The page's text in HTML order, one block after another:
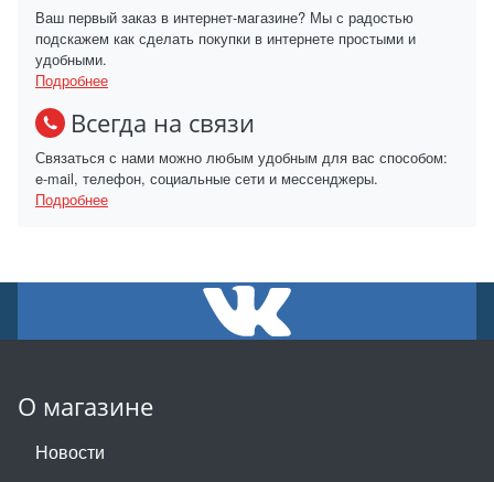
Ваш первый заказ в интернет-магазине? Мы с радостью
подскажем как сделать покупки в интернете простыми и
удобными.
Подробнее
Всегда на связи
Связаться с нами можно любым удобным для вас способом:
e-mail, телефон, социальные сети и мессенджеры.
Подробнее
О магазине
Новости